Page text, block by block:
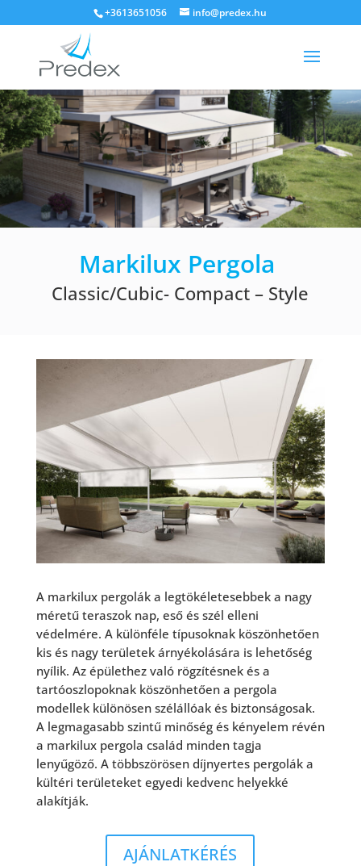
+3613651056 info@predex.hu
Markilux Pergola
Classic/Cubic- Compact – Style
A markilux pergolák a legtökéletesebbek a nagy
méretű teraszok nap, eső és szél elleni
védelmére. A különféle típusoknak köszönhetően
kis és nagy területek árnyékolására is lehetőség
nyílik. Az épülethez való rögzítésnek és a
tartóoszlopoknak köszönhetően a pergola
modellek különösen szélállóak és biztonságosak.
A legmagasabb szintű minőség és kényelem révén
a markilux pergola család minden tagja
lenyűgöző. A többszörösen díjnyertes pergolák a
kültéri területeket egyedi kedvenc helyekké
alakítják.
AJÁNLATKÉRÉS